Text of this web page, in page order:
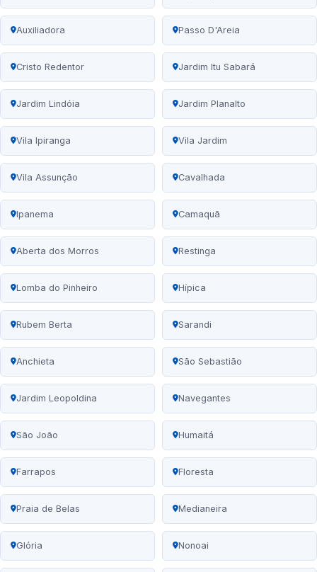
Auxiliadora Passo D'Areia
Cristo Redentor Jardim Itu Sabará
Jardim Lindóia Jardim Planalto
Vila Ipiranga Vila Jardim
Vila Assunção Cavalhada
Ipanema Camaquã
Aberta dos Morros Restinga
Lomba do Pinheiro Hípica
Rubem Berta Sarandi
Anchieta São Sebastião
Jardim Leopoldina Navegantes
São João Humaitá
Farrapos Floresta
Praia de Belas Medianeira
Glória Nonoai